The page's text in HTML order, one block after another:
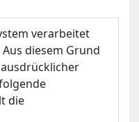
verarbeitet
diesem Grund
die